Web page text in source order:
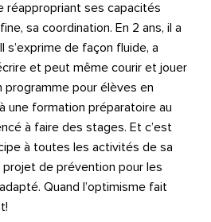
réappropriant ses capacités
sa coordination. En 2 ans, il a
de façon fluide, a
et peut même courir et jouer
programme pour élèves en
une formation préparatoire au
à faire des stages. Et c’est
à toutes les activités de sa
de prévention pour les
Quand l’optimisme fait